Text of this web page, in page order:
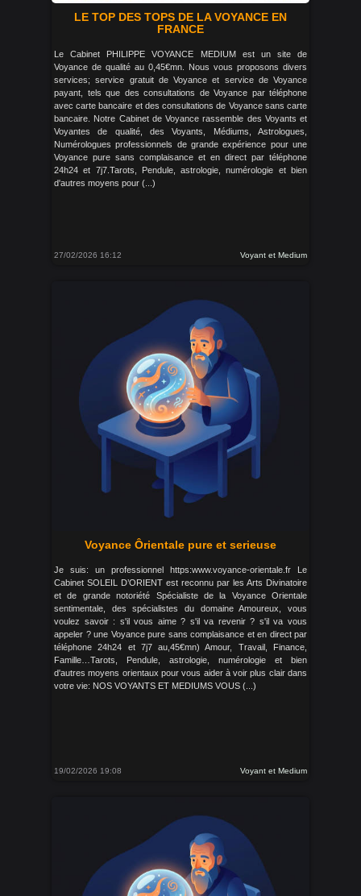
LE TOP DES TOPS DE LA VOYANCE EN
FRANCE
Le Cabinet PHILIPPE VOYANCE MEDIUM est un site de
Voyance de qualité au 0,45€mn. Nous vous proposons divers
services; service gratuit de Voyance et service de Voyance
payant, tels que des consultations de Voyance par téléphone
avec carte bancaire et des consultations de Voyance sans carte
bancaire. Notre Cabinet de Voyance rassemble des Voyants et
Voyantes de qualité, des Voyants, Médiums, Astrologues,
Numérologues professionnels de grande expérience pour une
Voyance pure sans complaisance et en direct par téléphone
24h24 et 7j7.Tarots, Pendule, astrologie, numérologie et bien
d'autres moyens pour (...)
27/02/2026 16:12 Voyant et Medium
Voyance Ôrientale pure et serieuse
Je suis: un professionnel https:www.voyance-orientale.fr Le
Cabinet SOLEIL D’ORIENT est reconnu par les Arts Divinatoire
et de grande notoriété Spécialiste de la Voyance Orientale
sentimentale, des spécialistes du domaine Amoureux, vous
voulez savoir : s'il vous aime ? s'il va revenir ? s'il va vous
appeler ? une Voyance pure sans complaisance et en direct par
téléphone 24h24 et 7j7 au,45€mn) Amour, Travail, Finance,
Famille…Tarots, Pendule, astrologie, numérologie et bien
d'autres moyens orientaux pour vous aider à voir plus clair dans
votre vie: NOS VOYANTS ET MEDIUMS VOUS (...)
19/02/2026 19:08 Voyant et Medium